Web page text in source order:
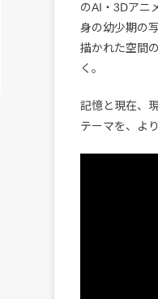
のAI・3Dアニ
身の幼少期の
描かれた空間
く。
記憶と現在、
テーマを、よ